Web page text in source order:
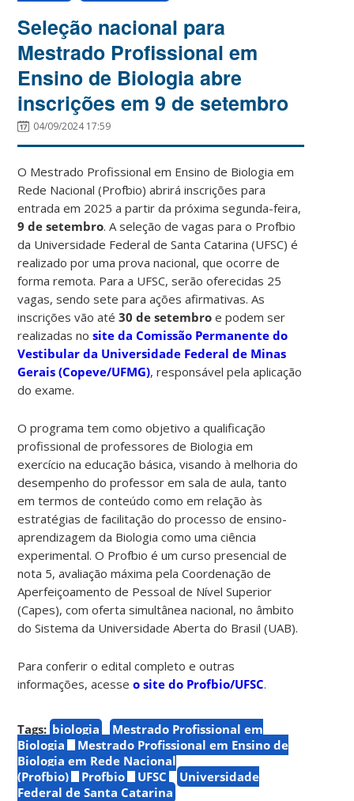
Seleção nacional para
Mestrado Profissional em
Ensino de Biologia abre
inscrições em 9 de setembro
04/09/2024 17:59
O Mestrado Profissional em Ensino de Biologia em
Rede Nacional (Profbio) abrirá inscrições para
entrada em 2025 a partir da próxima segunda-feira,
9 de setembro. A seleção de vagas para o Profbio
da Universidade Federal de Santa Catarina (UFSC) é
realizado por uma prova nacional, que ocorre de
forma remota. Para a UFSC, serão oferecidas 25
vagas, sendo sete para ações afirmativas. As
inscrições vão até 30 de setembro e podem ser
realizadas nosite da Comissão Permanente do
Vestibular da Universidade Federal de Minas
Gerais (Copeve/UFMG), responsável pela aplicação
do exame.
O programa tem como objetivo a qualificação
profissional de professores de Biologia em
exercício na educação básica, visando à melhoria do
desempenho do professor em sala de aula, tanto
em termos de conteúdo como em relação às
estratégias de facilitação do processo de ensino-
aprendizagem da Biologia como uma ciência
experimental. O Profbio é um curso presencial de
nota 5, avaliação máxima pela Coordenação de
Aperfeiçoamento de Pessoal de Nível Superior
(Capes), com oferta simultânea nacional, no âmbito
do Sistema da Universidade Aberta do Brasil (UAB).
Para conferir o edital completo e outras
informações, acesseo site do Profbio/UFSC.
Tags: biologia
Mestrado Profissional em
Biologia
Mestrado Profissional em Ensino de
Biologia em Rede Nacional
(Profbio)
Profbio UFSC
Universidade
Federal de Santa Catarina